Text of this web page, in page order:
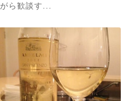
ら歓談す...